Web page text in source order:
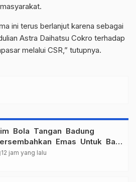
ini terus berlanjut karena sebagai
Astra Daihatsu Cokro terhadap
melalui CSR,” tutupnya.
Bola Tangan Badung
Emas Untuk Bali
Jawa Tengah Di
12 jam yang lalu